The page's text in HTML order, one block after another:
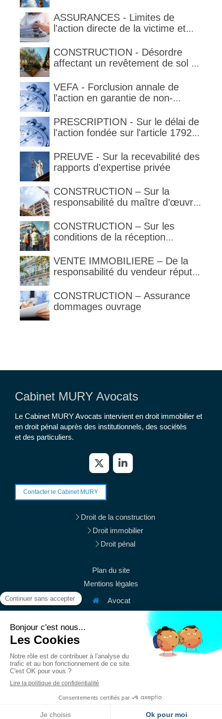
ASSURANCES - Limites de
l'action directe de la victime et
délimitant l'étendue temporelle de
la garantie en condition de la
CONSTRUCTION - Désordre
affectant un revêtement de sol et
VEFA - Forclusion annale de
l'action en garantie de non-
PRESCRIPTION - Sur le délai de
l'action fondée sur l'article 1792-
PREUVE - Sur la recevabilité des
rapports d'expertise privée
CONSTRUCTION – Sur la
responsabilité du maître d’œuvre
l’architecte supporte une
obligation de contrôle étendu
CONSTRUCTION – Sur les
conditions de la réception
VENTE IMMOBILIERE – De la
responsabilité du vendeur réputé
1792 et suivants du code civil
CONSTRUCTION – Assurance
dommages ouvrage
Cabinet MURY Avocats
Le Cabinet MURY Avocats intervient en droit immobilier et
en droit pénal auprès des institutionnels, des sociétés
et des particuliers.
Contacter le Cabinet MURY
Droit de la construction
Droit immobilier
Droit pénal
Plan du site
Mentions légales
Avocat
38 rue du Mont Thabor
Afficher le téléphone
contact@mury-avocats.fr
DuLundiauVendredi
Création et référencement du site par Simplébo